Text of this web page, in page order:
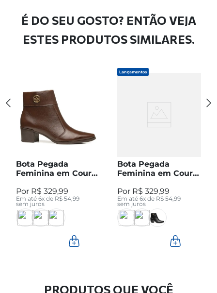
É DO SEU GOSTO? ENTÃO VEJA
ESTES PRODUTOS SIMILARES.
Bota Pegada
Feminina em Couro
280512-04
R$ 329,99
Em até 6x de R$ 54,99
sem juros
Lançamentos
Bota Pegada
Feminina em Couro
280512-05
R$ 329,99
Em até 6x de R$ 54,99
sem juros
PRODUTOS QUE VOCÊ